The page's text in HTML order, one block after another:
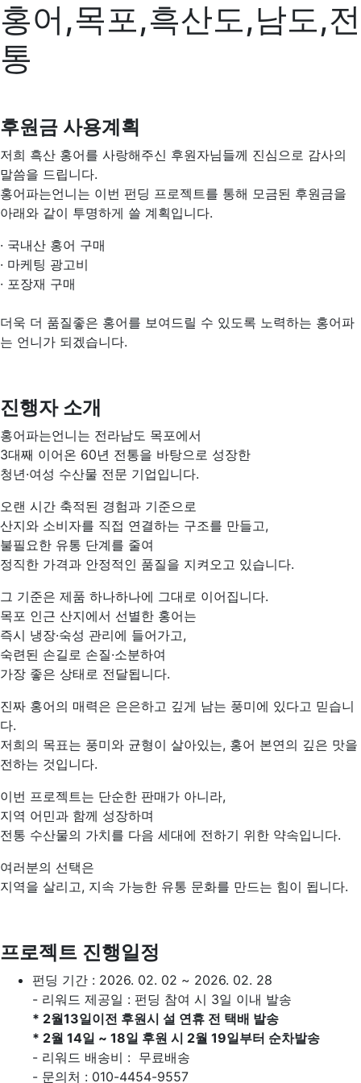
홍어,목포,흑산도,남도,전
통
후원금 사용계획
저희 흑산 홍어를 사랑해주신 후원자님들께 진심으로 감사의
말씀을 드립니다.
홍어파는언니는 이번 펀딩 프로젝트를 통해 모금된 후원금을
아래와 같이 투명하게 쓸 계획입니다.
· 국내산 홍어 구매
· 마케팅 광고비
· 포장재 구매
더욱 더 품질좋은 홍어를 보여드릴 수 있도록 노력하는 홍어파
는 언니가 되겠습니다.
진행자 소개
홍어파는언니는 전라남도 목포에서
3대째 이어온 60년 전통을 바탕으로 성장한
청년·여성 수산물 전문 기업입니다.
오랜 시간 축적된 경험과 기준으로
산지와 소비자를 직접 연결하는 구조를 만들고,
불필요한 유통 단계를 줄여
정직한 가격과 안정적인 품질을 지켜오고 있습니다.
그 기준은 제품 하나하나에 그대로 이어집니다.
목포 인근 산지에서 선별한 홍어는
즉시 냉장·숙성 관리에 들어가고,
숙련된 손길로 손질·소분하여
가장 좋은 상태로 전달됩니다.
진짜 홍어의 매력은 은은하고 깊게 남는 풍미에 있다고 믿습니
다.
저희의 목표는 풍미와 균형이 살아있는, 홍어 본연의 깊은 맛을
전하는 것입니다.
이번 프로젝트는 단순한 판매가 아니라,
지역 어민과 함께 성장하며
전통 수산물의 가치를 다음 세대에 전하기 위한 약속입니다.
여러분의 선택은
지역을 살리고, 지속 가능한 유통 문화를 만드는 힘이 됩니다.
프로젝트 진행일정
펀딩 기간 : 2026. 02. 02 ~ 2026. 02. 28
- 리워드 제공일 : 펀딩 참여 시 3일 이내 발송
* 2월13일이전 후원시 설 연휴 전 택배 발송
* 2월 14일 ~ 18일 후원 시 2월 19일부터 순차발송
- 리워드 배송비 : 무료배송
- 문의처 : 010-4454-9557